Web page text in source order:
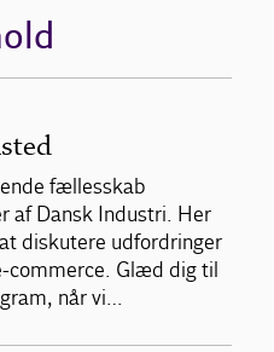
fællesskab
af Dansk Industri. Her
diskutere udfordringer
commerce. Glæd dig til
når vi…